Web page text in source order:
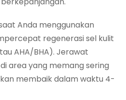
Anda menggunakan
regenerasi sel kulit
AHA/BHA). Jerawat
area yang memang sering
membaik dalam waktu 4-